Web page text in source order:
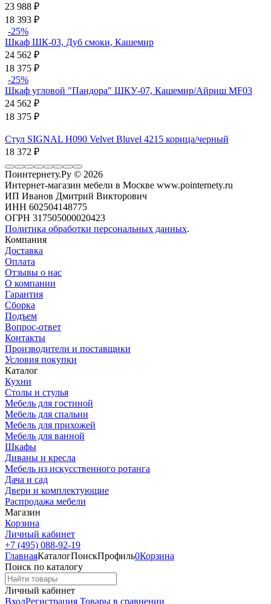
23 988 ₽
18 393 ₽
-25%
Шкаф ШК-03, Дуб смоки, Кашемир
24 562 ₽
18 375 ₽
-25%
Шкаф угловой "Пандора" ШКУ-07, Кашемир/Айриш MF03
24 562 ₽
18 375 ₽
Стул SIGNAL H090 Velvet Bluvel 4215 корица/черный
18 372 ₽
Поинтернету.Ру © 2026
Интернет-магазин мебели в Москве www.pointernety.ru
ИП Иванов Дмитрий Викторович
ИНН 602504148775
ОГРН 317505000020423
Политика обработки персональных данных.
Компания
Доставка
Оплата
Отзывы о нас
О компании
Гарантия
Сборка
Подъем
Вопрос-ответ
Контакты
Производители и поставщики
Условия покупки
Каталог
Кухни
Столы и стулья
Мебель для гостиной
Мебель для спальни
Мебель для прихожей
Мебель для ванной
Шкафы
Диваны и кресла
Мебель из искусственного ротанга
Дача и сад
Двери и комплектующие
Распродажа мебели
Магазин
Корзина
Личный кабинет
+7 (495) 088-92-19
ГлавнаяКаталогПоискПрофиль0Корзина
Поиск по каталогу
Личный кабинет
ВходРегистрация Товары в сравнении